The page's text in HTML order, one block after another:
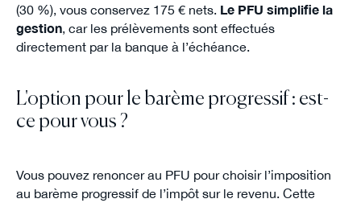
(30 %), vous conservez 175 € nets. Le PFU simplifie la
gestion, car les prélèvements sont effectués
directement par la banque à l’échéance.
L'option pour le barème progressif : est-
ce pour vous ?
Vous pouvez renoncer au PFU pour choisir l’imposition
au barème progressif de l’impôt sur le revenu. Cette